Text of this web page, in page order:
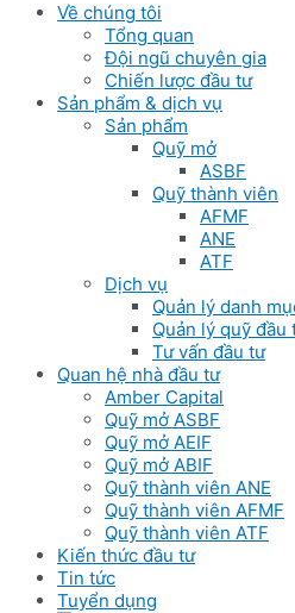
Về chúng tôi
Tổng quan
Đội ngũ chuyên gia
Chiến lược đầu tư
Sản phẩm & dịch vụ
Sản phẩm
Quỹ mở
ASBF
Quỹ thành viên
AFMF
ANE
ATF
Dịch vụ
Quản lý danh
Quản lý quỹ đầu
Tư vấn đầu tư
Quan hệ nhà đầu tư
Amber Capital
Quỹ mở ASBF
Quỹ mở AEIF
Quỹ mở ABIF
Quỹ thành viên ANE
Quỹ thành viên AFMF
Quỹ thành viên ATF
Kiến thức đầu tư
Tin tức
Tuyển dụng